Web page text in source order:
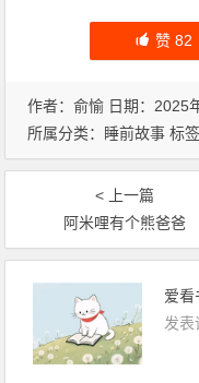
赞82
作者：俞愉 日期：2025
所属分类： 睡前故事 标
< 上一篇
阿米哩有个熊爸爸
爱看
发表